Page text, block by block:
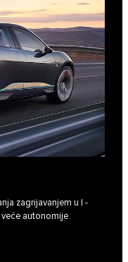
zagrijavanjem u I ‑
autonomije.